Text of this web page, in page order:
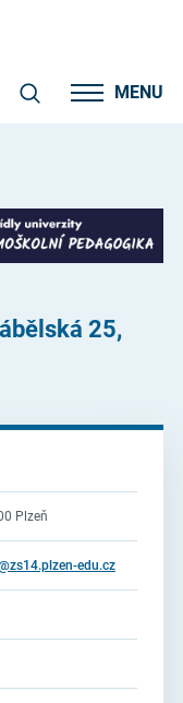
MENU
25,
Plzeň
edu.cz